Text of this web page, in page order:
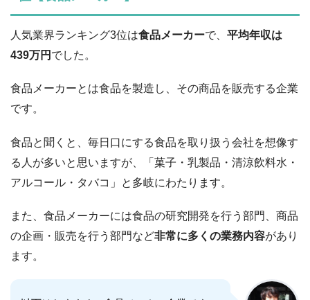
人気業界ランキング3位は食品メーカーで、 平均年収は
439万円 でした。
食品メーカーとは食品を製造し、その商品を販売する企業
です。
食品と聞くと、毎日口にする食品を取り扱う会社を想像す
る人が多いと思いますが、「菓子・乳製品・清涼飲料水・
アルコール・タバコ」と多岐にわたります。
また、食品メーカーには食品の研究開発を行う部門、商品
の企画・販売を行う部門など非常に多くの業務内容があり
ます。